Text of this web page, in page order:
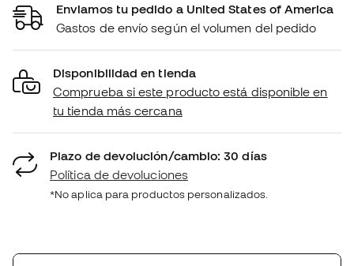
Enviamos tu pedido a United States of America
Gastos de envío según el volumen del pedido
Disponibilidad en tienda
Comprueba si este producto está disponible en
tu tienda más cercana
Plazo de devolución/cambio: 30 días
Política de devoluciones
*No aplica para productos personalizados.